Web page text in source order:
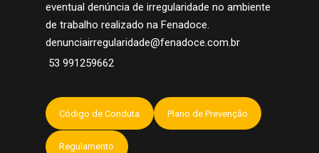
eventual denúncia de irregularidade no ambiente
de trabalho realizado na Fenadoce.
denunciairregularidade@fenadoce.com.br
53 991259662
Código de Conduta Plano de Prevenção
Regulamento